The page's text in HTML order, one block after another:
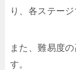
り、各ステー
また、難易度
す。